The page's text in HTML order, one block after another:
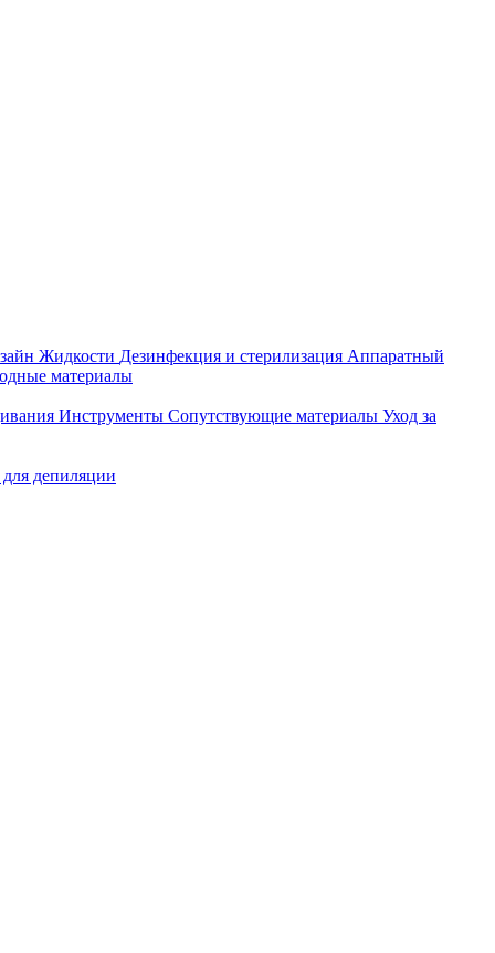
Жидкости Дезинфекция и стерилизация Аппаратный
материалы
Инструменты Сопутствующие материалы Уход за
депиляции